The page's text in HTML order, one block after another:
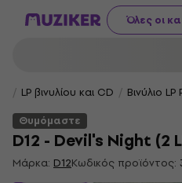
Όλες οι
LP βινυλίου και CD
Βινύλιο
Θυμόμαστε
D12 - Devil's Night (2
Μάρκα: D12Κωδικός προϊόντος: